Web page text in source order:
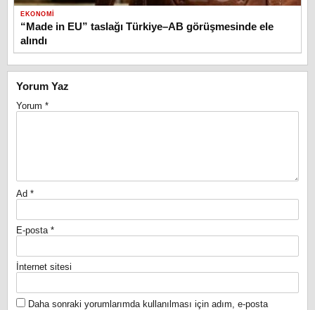
EKONOMI
“Made in EU” taslağı Türkiye–AB görüşmesinde ele
alındı
Yorum Yaz
Yorum *
Ad *
E-posta *
İnternet sitesi
Daha sonraki yorumlarımda kullanılması için adım, e-posta